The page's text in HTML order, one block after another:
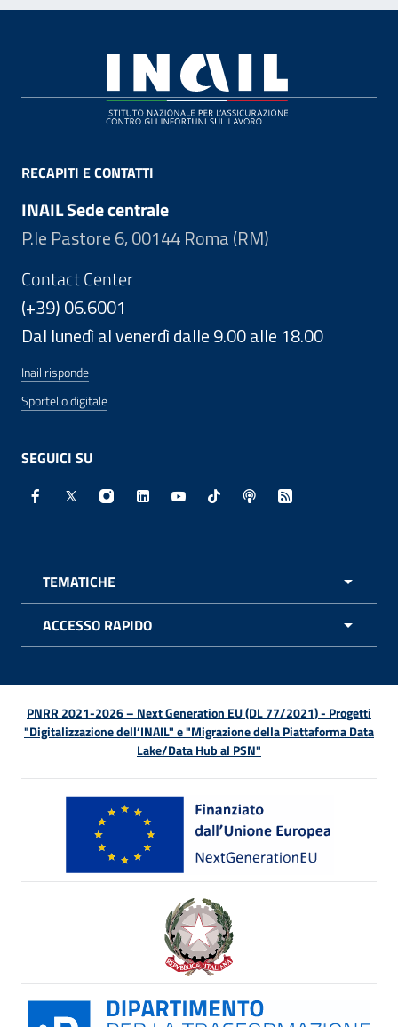
RECAPITI E CONTATTI
INAIL Sede centrale
P.le Pastore 6, 00144 Roma (RM)
Contact Center
(+39) 06.6001
Dal lunedì al venerdì dalle 9.00 alle 18.00
Inail risponde
Sportello digitale
SEGUICI SU
Facebook - Sito esterno - Apertura in nuova finestra
X - Sito esterno - Apertura in nuova finestra
Instagram - Sito esterno - Apertura in
Linkedin - Sito esterno - Apertura in
Youtube - Sito esterno -
TikTok - Sito esterno -
Spreaker - Sito
Feed RSS -
TEMATICHE
ACCESSO RAPIDO
PNRR 2021-2026 – Next Generation EU (DL 77/2021) - Progetti
"Digitalizzazione dell’INAIL" e "Migrazione della Piattaforma Data
Lake/Data Hub al PSN"